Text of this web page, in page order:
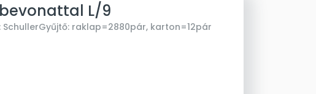
L/9
SchullerGyűjtő: raklap=2880pár, karton=12pár